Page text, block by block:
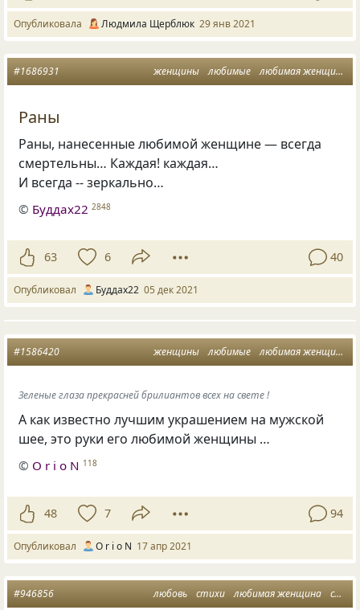
Опубликовала Людмила Щерблюк 29 янв 2021
женщины любимые любимая женщина
#1686931
Раны
Раны, нанесенные любимой женщине — всегда
смертельны… Каждая! каждая…
И всегда -- зеркально…
© Буддах22 2848
63 6 40
Опубликовал Буддах22 05 дек 2021
женщины любимые любимая женщина
#1586420
Зеленые глаза прекрасней брилиантов всех на свете !
А как известно лучшим украшением на мужской
шее, это руки его любимой женщины …
© O r i o N 118
48 7 94
Опубликовал O r i o N 17 апр 2021
любовь стихи любимая женщина стихилюбимые
#946856